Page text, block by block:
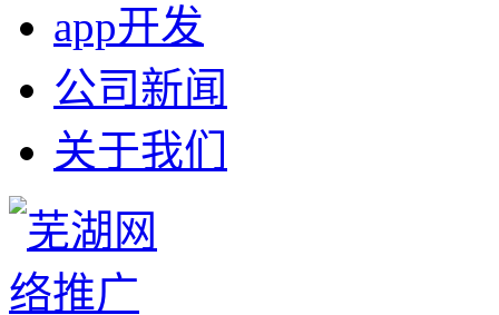
app开发
公司新闻
关于我们